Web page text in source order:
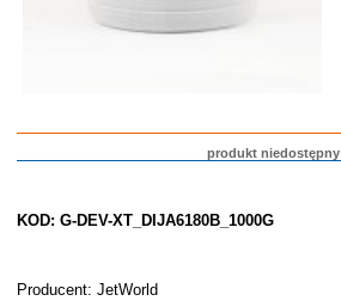
produkt niedostępny
KOD: G-DEV-XT_DIJA6180B_1000G
Producent: JetWorld